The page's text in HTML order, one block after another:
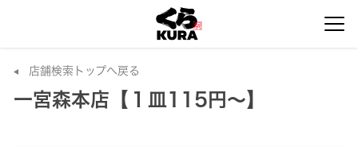
店舗検索トップへ戻る
一宮森本店【１皿115円～】